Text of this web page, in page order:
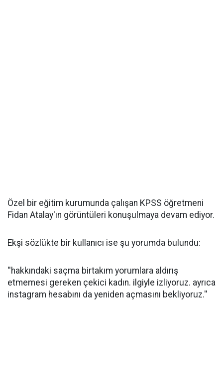
Özel bir eğitim kurumunda çalışan KPSS öğretmeni
Fidan Atalay'ın görüntüleri konuşulmaya devam ediyor.
Ekşi sözlükte bir kullanıcı ise şu yorumda bulundu:
''hakkındaki saçma birtakım yorumlara aldırış
etmemesi gereken çekici kadın. ilgiyle izliyoruz. ayrıca
instagram hesabını da yeniden açmasını bekliyoruz.''